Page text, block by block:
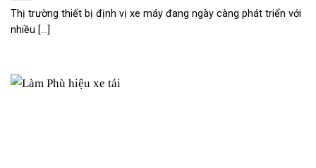
Thị trường thiết bị định vị xe máy đang ngày càng phát triển với
nhiều [...]